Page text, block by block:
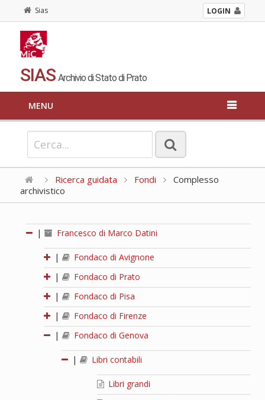
Sias LOGIN
SIAS Archivio di Stato di Prato
MENU
Ricerca guidata Fondi
Complesso
archivistico
| Francesco di Marco Datini
|
Fondaco di Avignone
|
Fondaco di Prato
|
Fondaco di Pisa
|
Fondaco di Firenze
|
Fondaco di Genova
| Libri contabili
Libri grandi